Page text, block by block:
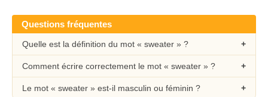
Questions fréquentes
Quelle est la définition du mot « sweater » ?
Comment écrire correctement le mot « sweater » ?
Le mot « sweater » est-il masculin ou féminin ?